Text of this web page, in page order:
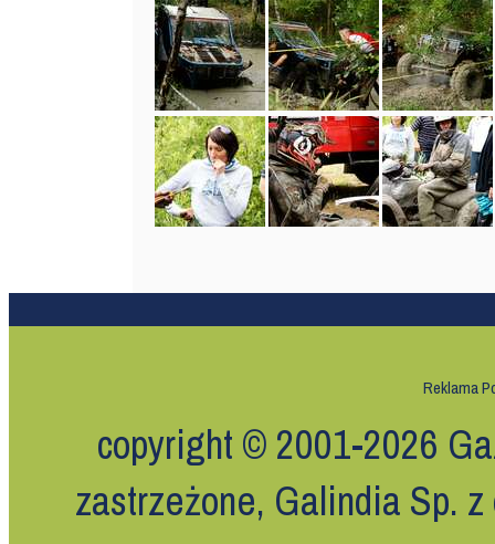
Reklama
copyright © 2001-2026
zastrzeżone, Galindia Sp.